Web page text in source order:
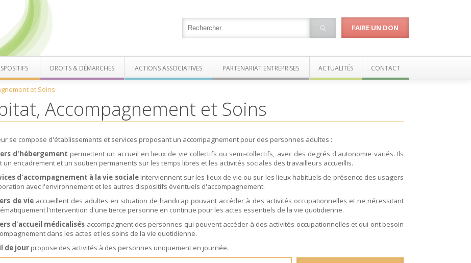
FAIRE UN DON
DROITS & DÉMARCHES ACTIONS ASSOCIATIVES PARTENARIAT ENTREPRISES ACTUALITÉS CONTACT
et Soins
Accompagnement et Soins
se compose d'établissements et services proposant un accompagnement pour des personnes adultes :
d'hébergement permettent un accueil en lieux de vie collectifs ou semi-collectifs, avec des degrés d'autonomie variés. Ils
un encadrement et un soutien permanents sur les temps libres et les activités sociales des travailleurs accueillis.
d'accompagnement à la vie socialeinterviennent sur les lieux de vie ou sur les lieux habituels de présence des usagers
avec l'environnement et les autres dispositifs éventuels d'accompagnement.
de vieaccueillent des adultes en situation de handicap pouvant accéder à des activités occupationnelles et ne nécessitant
l'intervention d'une tierce personne en continue pour les actes essentiels de la vie quotidienne.
d'accueil médicalisés accompagnent des personnes qui peuvent accéder à des activités occupationnelles et qui ont besoin
dans les actes et les soins de la vie quotidienne.
de jourpropose des activités à des personnes uniquement en journée.